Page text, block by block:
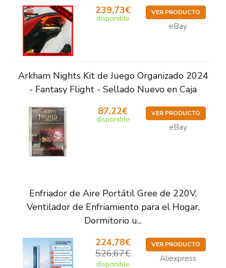
239,73€
disponible
VER PRODUCTO
eBay
Arkham Nights Kit de Juego Organizado 2024
- Fantasy Flight - Sellado Nuevo en Caja
87,22€
disponible
VER PRODUCTO
eBay
Enfriador de Aire Portátil Gree de 220V,
Ventilador de Enfriamiento para el Hogar,
Dormitorio u...
224,78€
526,67€
disponible
VER PRODUCTO
Aliexpress